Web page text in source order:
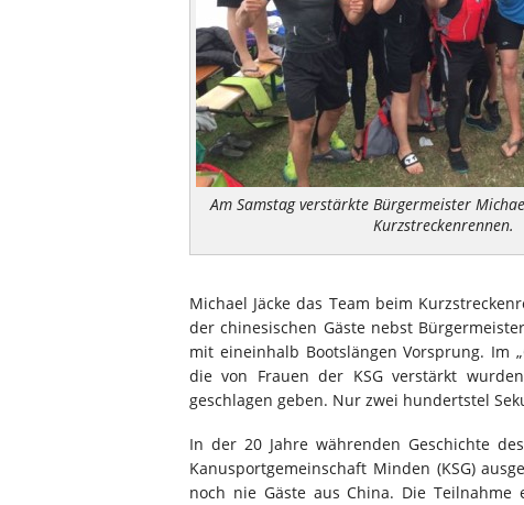
Am Samstag verstärkte Bürgermeister
Kurzstreckenrennen.
Michael Jäcke das Team beim
der chinesischen Gäste nebst
mit eineinhalb Bootslängen Vorsprung. Im
die von Frauen der KSG verstärkt
geschlagen geben. Nur zwei hundertstel
In der 20 Jahre währenden Geschichte
Kanusportgemeinschaft Minden (KSG)
noch nie Gäste aus China. Die